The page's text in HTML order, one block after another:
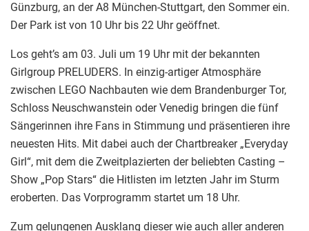
Günzburg, an der A8 München-Stuttgart, den Sommer ein.
Der Park ist von 10 Uhr bis 22 Uhr geöffnet.
Los geht’s am 03. Juli um 19 Uhr mit der bekannten
Girlgroup PRELUDERS. In einzig-artiger Atmosphäre
zwischen LEGO Nachbauten wie dem Brandenburger Tor,
Schloss Neuschwanstein oder Venedig bringen die fünf
Sängerinnen ihre Fans in Stimmung und präsentieren ihre
neuesten Hits. Mit dabei auch der Chartbreaker „Everyday
Girl“, mit dem die Zweitplazierten der beliebten Casting –
Show „Pop Stars“ die Hitlisten im letzten Jahr im Sturm
eroberten. Das Vorprogramm startet um 18 Uhr.
Zum gelungenen Ausklang dieser wie auch aller anderen